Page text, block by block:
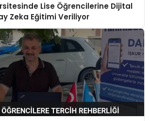
Lise Öğrencilerine Dijital
Zeka Eğitimi Veriliyor